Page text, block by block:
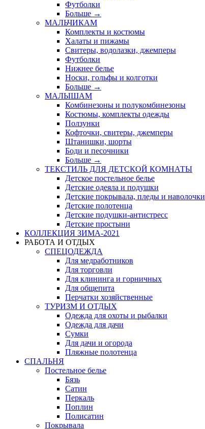
Футболки
Больше →
МАЛЬЧИКАМ
Комплекты и костюмы
Халаты и пижамы
Свитеры, водолазки, джемперы
Футболки
Нижнее белье
Носки, гольфы и колготки
Больше →
МАЛЫШАМ
Комбинезоны и полукомбинезоны
Костюмы, комплекты одежды
Ползунки
Кофточки, свитеры, джемперы
Штанишки, шорты
Боди и песочники
Больше →
ТЕКСТИЛЬ ДЛЯ ДЕТСКОЙ КОМНАТЫ
Детское постельное белье
Детские одеяла и подушки
Детские покрывала, пледы и наволочки
Детские полотенца
Детские подушки-антистресс
Детские простыни
КОЛЛЕКЦИЯ ЗИМА-2021
РАБОТА И ОТДЫХ
СПЕЦОДЕЖДА
Для медработников
Для торговли
Для клининга и горничных
Для общепита
Перчатки хозяйственные
ТУРИЗМ И ОТДЫХ
Одежда для охоты и рыбалки
Одежда для дачи
Сумки
Для дачи и огорода
Пляжные полотенца
СПАЛЬНЯ
Постельное белье
Бязь
Сатин
Перкаль
Поплин
Полисатин
Покрывала